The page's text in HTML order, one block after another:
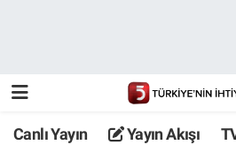
Canlı Yayın Yayın Akışı